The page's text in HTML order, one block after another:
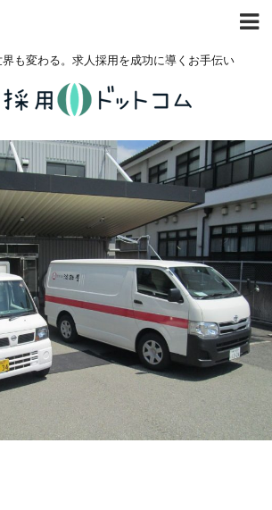
も変わる。求人採用を成功に導くお手伝い